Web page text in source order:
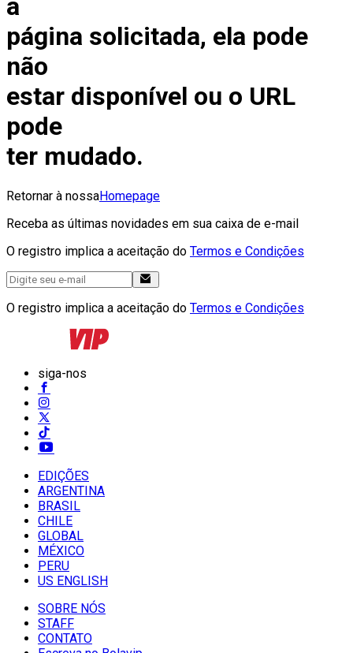
a
página solicitada, ela pode
não
estar disponível ou o URL
pode
ter mudado.
Retornar à nossaHomepage
Receba as últimas novidades em sua caixa de e-mail
O registro implica a aceitação do Termos e Condições
O registro implica a aceitação do Termos e Condições
siga-nos
EDIÇÕES
ARGENTINA
BRASIL
CHILE
GLOBAL
MÉXICO
PERU
US ENGLISH
SOBRE NÓS
STAFF
CONTATO